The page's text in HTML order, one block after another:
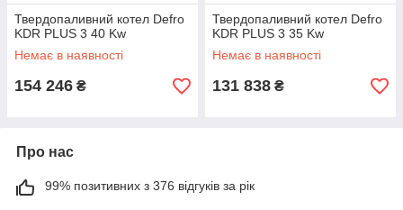
Твердопаливний котел Defro
KDR PLUS 3 40 Kw
Немає в наявності
154 246 ₴
Твердопаливний котел Defro
KDR PLUS 3 35 Kw
Немає в наявності
131 838 ₴
Про нас
99% позитивних з 376 відгуків за рік